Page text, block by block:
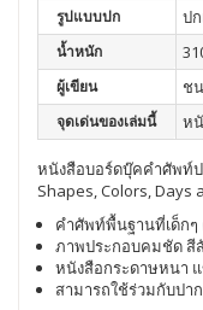
รูปแบบปก ป
น้ำหนัก
ผู้เขียน ช
จุดเด่นของเล่มนี้ ห
หนังสือบอร์ดบุ๊คคำศัพท์ป
Shapes, Colors, Days
คำศัพท์พื้นฐานที่เด็กๆ
ภาพประกอบคมชัด สี
หนังสือกระดาษหนา
สามารถใช้ร่วมกับปา